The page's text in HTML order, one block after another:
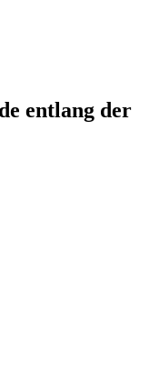
entlang der